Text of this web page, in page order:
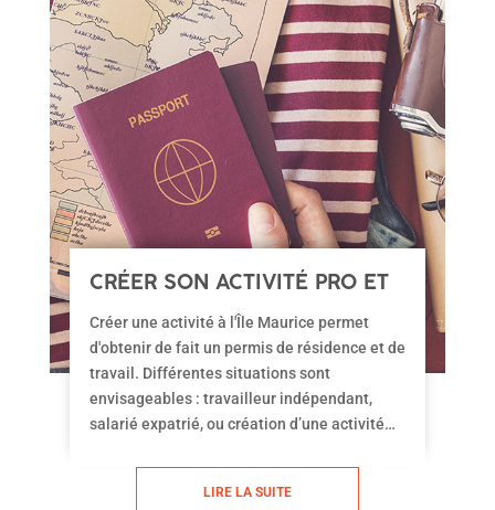
CRÉER SON ACTIVITÉ PRO ET
OBTENIR LE PERMIS DE
RÉSIDENCE
Créer une activité à l'Île Maurice permet
d'obtenir de fait un permis de résidence et de
travail. Différentes situations sont
envisageables : travailleur indépendant,
salarié expatrié, ou création d’une activité
l’autre des statuts et nature de la structure
LIRE LA SUITE